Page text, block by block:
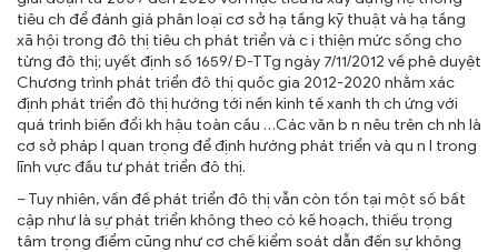
tiêu ch để đánh giá phân loại cơ sở hạ tầng kỹ thuật và hạ tầng
xã hội trong đô thị tiêu ch phát triển và c i thiện mức sống cho
từng đô thị; uyết định số 1659/ Đ-TTg ngày 7/11/2012 về phê duyệt
Chương trình phát triển đô thị quốc gia 2012-2020 nhằm xác
định phát triển đô thị hướng tới nền kinh tế xanh th ch ứng với
quá trình biến đổi kh hậu toàn cầu …Các văn b n nêu trên ch nh là
cơ sở pháp l quan trọng để định hướng phát triển và qu n l trong
lĩnh vực đầu tư phát triển đô thị.
– Tuy nhiên, vấn đề phát triển đô thị vẫn còn tồn tại một số bất
cập như là sự phát triển không theo có kế hoạch, thiếu trọng
tâm trọng điểm cũng như cơ chế kiểm soát dẫn đến sự không